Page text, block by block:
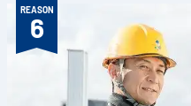
REASON
6